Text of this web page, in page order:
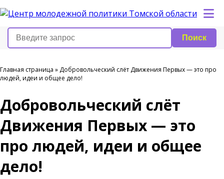
Поиск
Главная страница » Добровольческий слёт Движения Первых — это про
людей, идеи и общее дело!
Добровольческий слёт
Движения Первых — это
про людей, идеи и общее
дело!